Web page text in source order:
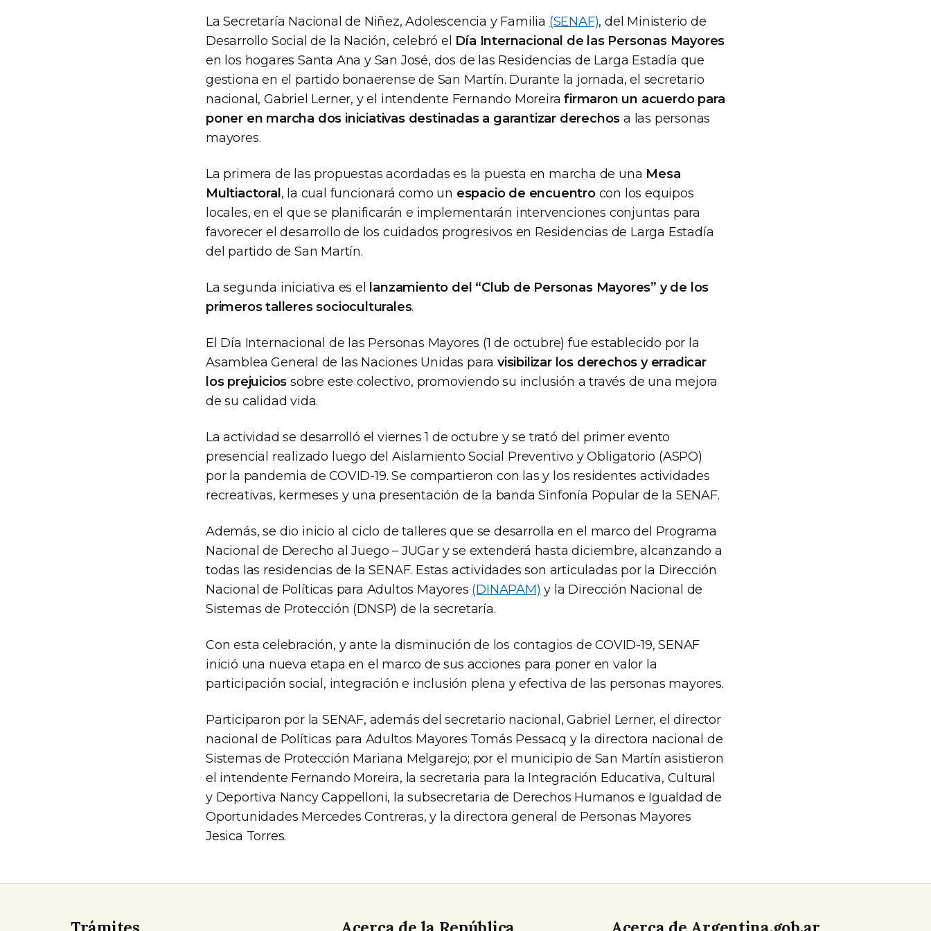
La Secretaría Nacional de Niñez, Adolescencia y Familia (SENAF), del Ministerio de
Desarrollo Social de la Nación, celebró el Día Internacional de las Personas Mayores
en los hogares Santa Ana y San José, dos de las Residencias de Larga Estadía que
gestiona en el partido bonaerense de San Martín. Durante la jornada, el secretario
nacional, Gabriel Lerner, y el intendente Fernando Moreirafirmaron un acuerdo para
poner en marcha dos iniciativas destinadas a garantizar derechos a las personas
mayores.
La primera de las propuestas acordadas es la puesta en marcha de una Mesa
Multiactoral , la cual funcionará como un espacio de encuentrocon los equipos
locales, en el que se planificarán e implementarán intervenciones conjuntas para
favorecer el desarrollo de los cuidados progresivos en Residencias de Larga Estadía
del partido de San Martín.
La segunda iniciativa es el
lanzamiento del “Club de Personas Mayores” y de los
primeros talleres socioculturales.
El Día Internacional de las Personas Mayores (1 de octubre) fue establecido por la
Asamblea General de las Naciones Unidas para visibilizar los derechos y erradicar
los prejuicios sobre este colectivo, promoviendo su inclusión a través de una mejora
de su calidad vida.
La actividad se desarrolló el viernes 1 de octubre y se trató del primer evento
presencial realizado luego del Aislamiento Social Preventivo y Obligatorio (ASPO)
por la pandemia de COVID-19. Se compartieron con las y los residentes actividades
recreativas, kermeses y una presentación de la banda Sinfonía Popular de la SENAF.
Además, se dio inicio al ciclo de talleres que se desarrolla en el marco del Programa
Nacional de Derecho al Juego – JUGar y se extenderá hasta diciembre, alcanzando a
todas las residencias de la SENAF. Estas actividades son articuladas por la Dirección
Nacional de Políticas para Adultos Mayores (DINAPAM) y la Dirección Nacional de
Sistemas de Protección (DNSP) de la secretaría.
Con esta celebración, y ante la disminución de los contagios de COVID-19, SENAF
inició una nueva etapa en el marco de sus acciones para poner en valor la
participación social, integración e inclusión plena y efectiva de las personas mayores.
Participaron por la SENAF, además del secretario nacional, Gabriel Lerner, el director
nacional de Políticas para Adultos Mayores Tomás Pessacq y la directora nacional de
Sistemas de Protección Mariana Melgarejo; por el municipio de San Martín asistieron
el intendente Fernando Moreira, la secretaria para la Integración Educativa, Cultural
y Deportiva Nancy Cappelloni, la subsecretaria de Derechos Humanos e Igualdad de
Oportunidades Mercedes Contreras, y la directora general de Personas Mayores
Jesica Torres.